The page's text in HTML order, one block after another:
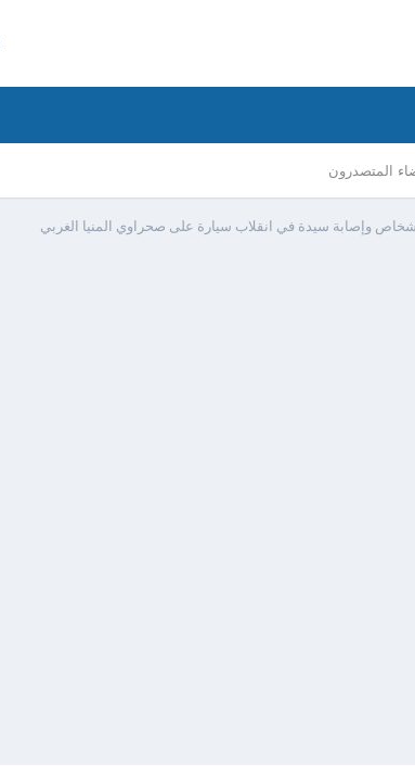
المتصدرون